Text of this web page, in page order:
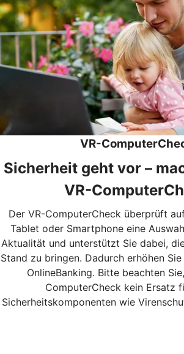
VR-
Sicherheit geht vor –
VR-
Der VR-ComputerCheck überprüft
Tablet oder Smartphone eine
Aktualität und unterstützt Sie dabei,
Stand zu bringen. Dadurch erhöhen
OnlineBanking. Bitte beachten
ComputerCheck kein Ersatz
Sicherheitskomponenten wie